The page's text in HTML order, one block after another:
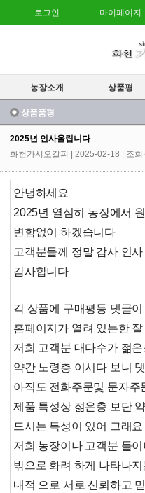
로그인 마이페이지
농장소개 상품평
상품품평
2025년 인사올립니다
화천가시오갈피
| 2025-02-18 | 조
안녕하세요
2025년 열심히 농장에서
변함없이 하겠습니다
고객분들께 정말 감사 인
감사합니다
각 상품에 구매평등 댓글
홈페이지가 열려 있는한
저희 고객분 대다수가 젊
약간 노령층 이시다 보니
아직도 전화주문및 문자주
제품 특성상 젊은층 보단
드시는 특성이 있어 그래요
저희 농장이나 고객분 들
밖으로 화려 하게 나타나
내적 으로 서로 신뢰하고